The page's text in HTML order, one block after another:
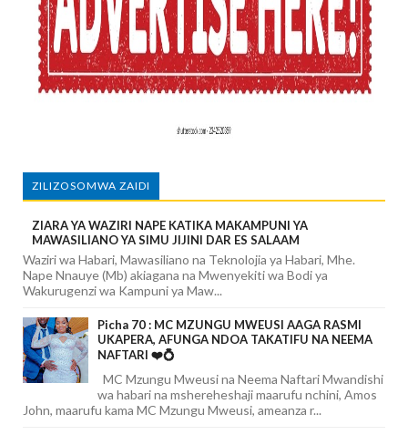
ZILIZOSOMWA ZAIDI
ZIARA YA WAZIRI NAPE KATIKA MAKAMPUNI YA
MAWASILIANO YA SIMU JIJINI DAR ES SALAAM
Waziri wa Habari, Mawasiliano na Teknolojia ya Habari, Mhe.
Nape Nnauye (Mb) akiagana na Mwenyekiti wa Bodi ya
Wakurugenzi wa Kampuni ya Maw...
Picha 70 : MC MZUNGU MWEUSI AAGA RASMI
UKAPERA, AFUNGA NDOA TAKATIFU NA NEEMA
NAFTARI ❤️💍
MC Mzungu Mweusi na Neema Naftari Mwandishi
wa habari na mshereheshaji maarufu nchini, Amos
John, maarufu kama MC Mzungu Mweusi, ameanza r...